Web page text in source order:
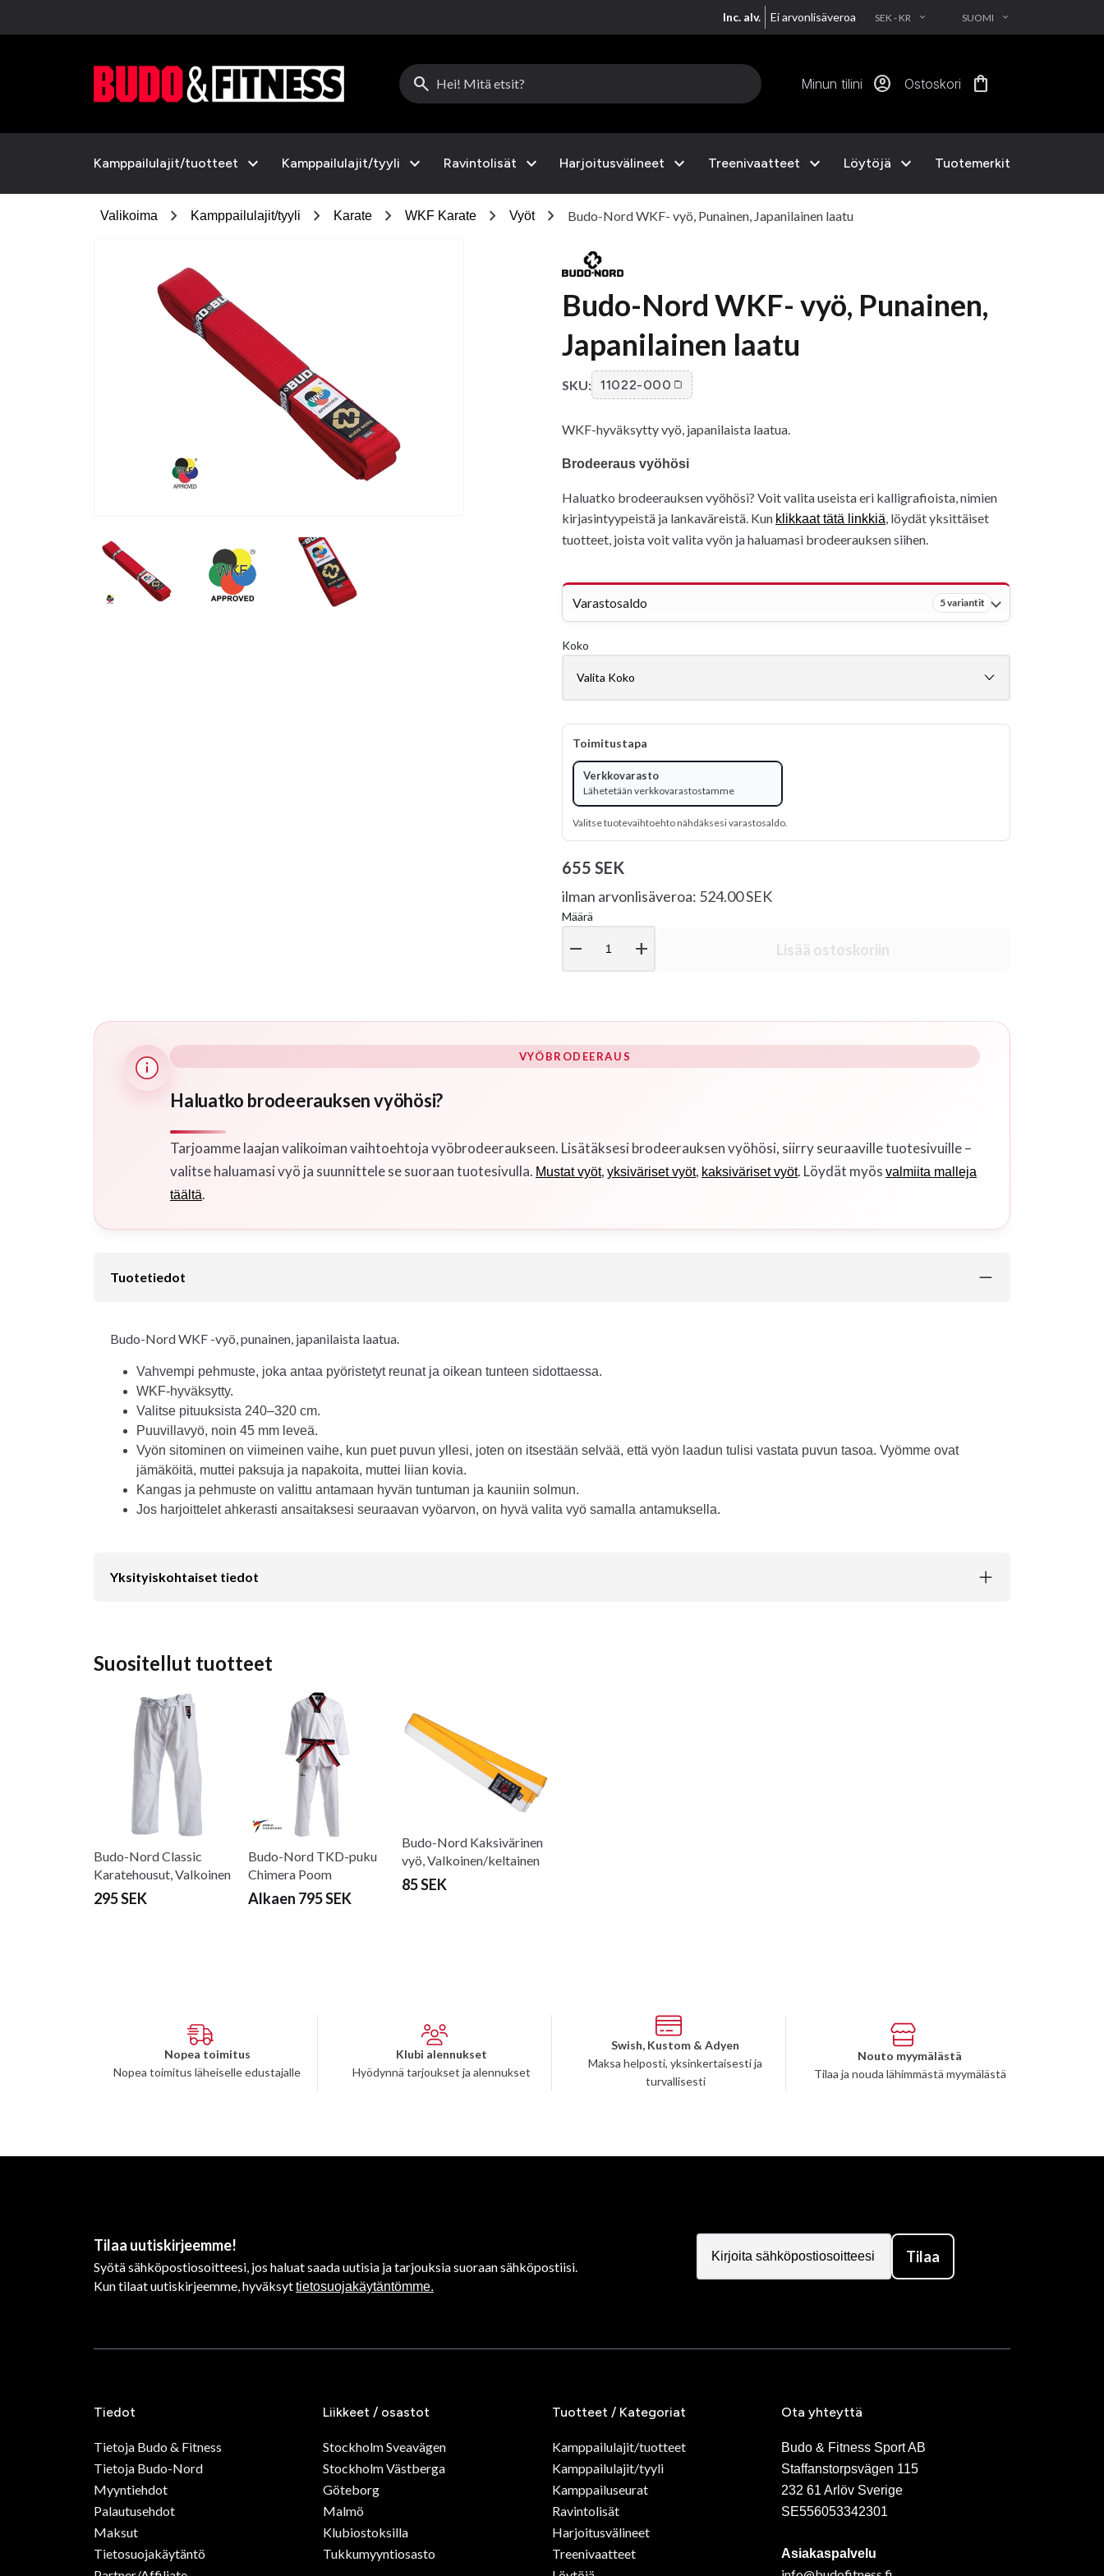
Inc. alv. Ei arvonlisäveroa SEK - KR EXPAND_MORE SUOMI EXPAND_MORE
search Minun tilini account_circle Ostoskori shopping_bag
Kamppailulajit/tuotteet expand_more Kamppailulajit/tyyli expand_more Ravintolisät expand_more Harjoitusvälineet expand_more Treenivaatteet expand_more Löytöjä expand_more Tuotemerkit
Valikoima chevron_right Kamppailulajit/tyyli chevron_right Karate chevron_right WKF Karate chevron_right Vyöt chevron_right Budo-Nord WKF- vyö, Punainen, Japanilainen laatu
Budo-Nord WKF- vyö, Punainen,
Japanilainen laatu
SKU: 11022-000
WKF-hyväksytty vyö, japanilaista laatua.
Brodeeraus vyöhösi
Haluatko brodeerauksen vyöhösi? Voit valita useista eri kalligrafioista, nimien
kirjasintyypeistä ja lankaväreistä. Kun klikkaat tätä linkkiä, löydät yksittäiset
tuotteet, joista voit valita vyön ja haluamasi brodeerauksen siihen.
Varastosaldo 5 variantit
Koko
Toimitustapa
Verkkovarasto
Lähetetään verkkovarastostamme
Valitse tuotevaihtoehto nähdäksesi varastosaldo.
655 SEK
ilman arvonlisäveroa: 524.00 SEK
Määrä
remove add Lisää ostoskoriin
VYÖBRODEERAUS
Haluatko brodeerauksen vyöhösi?
Tarjoamme laajan valikoiman vaihtoehtoja vyöbrodeeraukseen. Lisätäksesi brodeerauksen vyöhösi, siirry seuraaville tuotesivuille –
valitse haluamasi vyö ja suunnittele se suoraan tuotesivulla. Mustat vyöt, yksiväriset vyöt, kaksiväriset vyöt. Löydät myös valmiita malleja
täältä.
Tuotetiedot
Budo-Nord WKF -vyö, punainen, japanilaista laatua.
Vahvempi pehmuste, joka antaa pyöristetyt reunat ja oikean tunteen sidottaessa.
WKF-hyväksytty.
Valitse pituuksista 240–320 cm.
Puuvillavyö, noin 45 mm leveä.
Vyön sitominen on viimeinen vaihe, kun puet puvun yllesi, joten on itsestään selvää, että vyön laadun tulisi vastata puvun tasoa. Vyömme ovat
jämäköitä, muttei paksuja ja napakoita, muttei liian kovia.
Kangas ja pehmuste on valittu antamaan hyvän tuntuman ja kauniin solmun.
Jos harjoittelet ahkerasti ansaitaksesi seuraavan vyöarvon, on hyvä valita vyö samalla antamuksella.
Yksityiskohtaiset tiedot
Suositellut tuotteet
Budo-Nord Classic
Karatehousut, Valkoinen
295 SEK
Budo-Nord TKD-puku
Chimera Poom
Alkaen 795 SEK
Budo-Nord Kaksivärinen
vyö, Valkoinen/keltainen
85 SEK
Nopea toimitus
Nopea toimitus läheiselle edustajalle
Klubi alennukset
Hyödynnä tarjoukset ja alennukset
Swish, Kustom & Adyen
Maksa helposti, yksinkertaisesti ja
turvallisesti
Nouto myymälästä
Tilaa ja nouda lähimmästä myymälästä
Tilaa uutiskirjeemme!
Syötä sähköpostiosoitteesi, jos haluat saada uutisia ja tarjouksia suoraan sähköpostiisi.
Kun tilaat uutiskirjeemme, hyväksyttietosuojakäytäntömme.
Tilaa
Tiedot
Tietoja Budo & Fitness
Tietoja Budo-Nord
Myyntiehdot
Palautusehdot
Maksut
Tietosuojakäytäntö
Liikkeet / osastot
Stockholm Sveavägen
Stockholm Västberga
Göteborg
Malmö
Klubiostoksilla
Tukkumyyntiosasto
Tuotteet / Kategoriat
Kamppailulajit/tuotteet
Kamppailulajit/tyyli
Kamppailuseurat
Ravintolisät
Harjoitusvälineet
Treenivaatteet
Ota yhteyttä
Budo & Fitness Sport AB
Staffanstorpsvägen 115
232 61 Arlöv Sverige
SE556053342301
Asiakaspalvelu